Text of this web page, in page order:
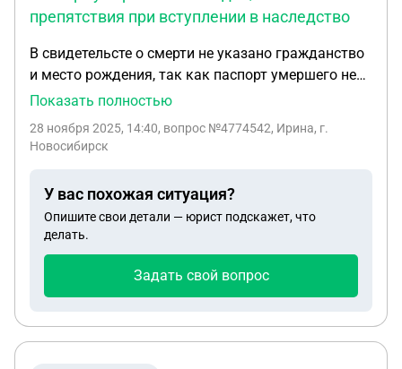
препятствия при вступлении в наследство
В свидетельсте о смерти не указано гражданство
и место рождения, так как паспорт умершего не
найден, есть ли препятствия при вступлении в
умершего, различны лишь места рождения.
Показать полностью
28 ноября 2025, 14:40, вопрос №4774542, Ирина, г.
Новосибирск
У вас похожая ситуация?
Опишите свои детали — юрист подскажет, что
делать.
Задать свой вопрос